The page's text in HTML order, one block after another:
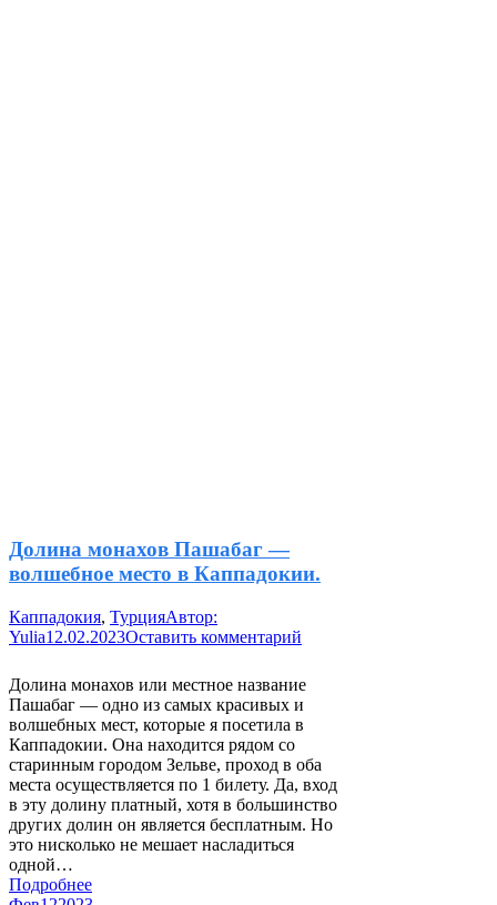
Долина монахов Пашабаг —
волшебное место в Каппадокии.
Каппадокия, ТурцияАвтор:
Yulia12.02.2023Оставить комментарий
Долина монахов или местное название
Пашабаг — одно из самых красивых и
волшебных мест, которые я посетила в
Каппадокии. Она находится рядом со
старинным городом Зельве, проход в оба
места осуществляется по 1 билету. Да, вход
в эту долину платный, хотя в большинство
других долин он является бесплатным. Но
это нисколько не мешает насладиться
одной…
Подробнее